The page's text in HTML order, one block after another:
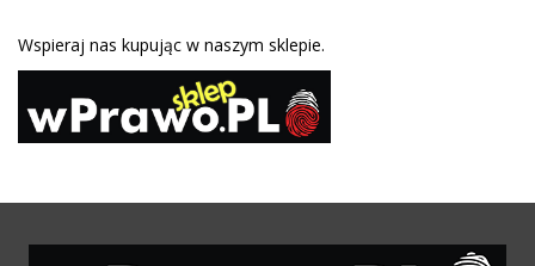
Wspieraj nas kupując w naszym sklepie.